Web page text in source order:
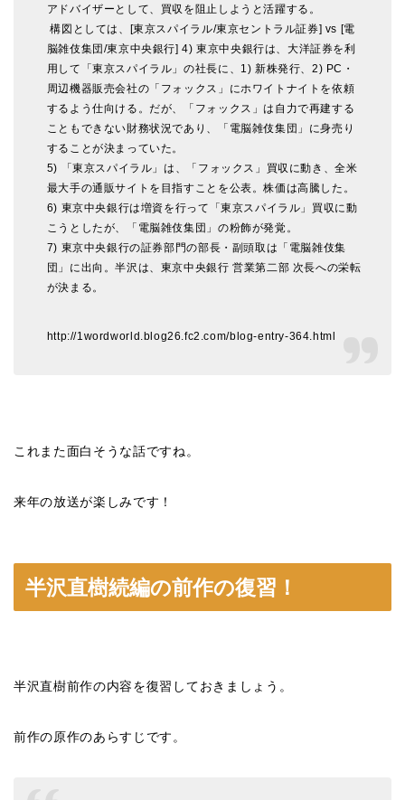
アドバイザーとして、買収を阻止しようと活躍する。
構図としては、[東京スパイラル/東京セントラル証券] vs [電
脳雑伎集団/東京中央銀行]4) 東京中央銀行は、大洋証券を利
用して「東京スパイラル」の社長に、1) 新株発行、2) PC・
周辺機器販売会社の「フォックス」にホワイトナイトを依頼
するよう仕向ける。だが、「フォックス」は自力で再建する
こともできない財務状況であり、「電脳雑伎集団」に身売り
することが決まっていた。
5) 「東京スパイラル」は、「フォックス」買収に動き、全米
最大手の通販サイトを目指すことを公表。株価は高騰した。
6) 東京中央銀行は増資を行って「東京スパイラル」買収に動
こうとしたが、「電脳雑伎集団」の粉飾が発覚。
7) 東京中央銀行の証券部門の部長・副頭取は「電脳雑伎集
団」に出向。半沢は、東京中央銀行 営業第二部 次長への栄転
が決まる。
http://1wordworld.blog26.fc2.com/blog-entry-364.html
これまた面白そうな話ですね。
来年の放送が楽しみです！
半沢直樹続編の前作の復習！
半沢直樹前作の内容を復習しておきましょう。
前作の原作のあらすじです。